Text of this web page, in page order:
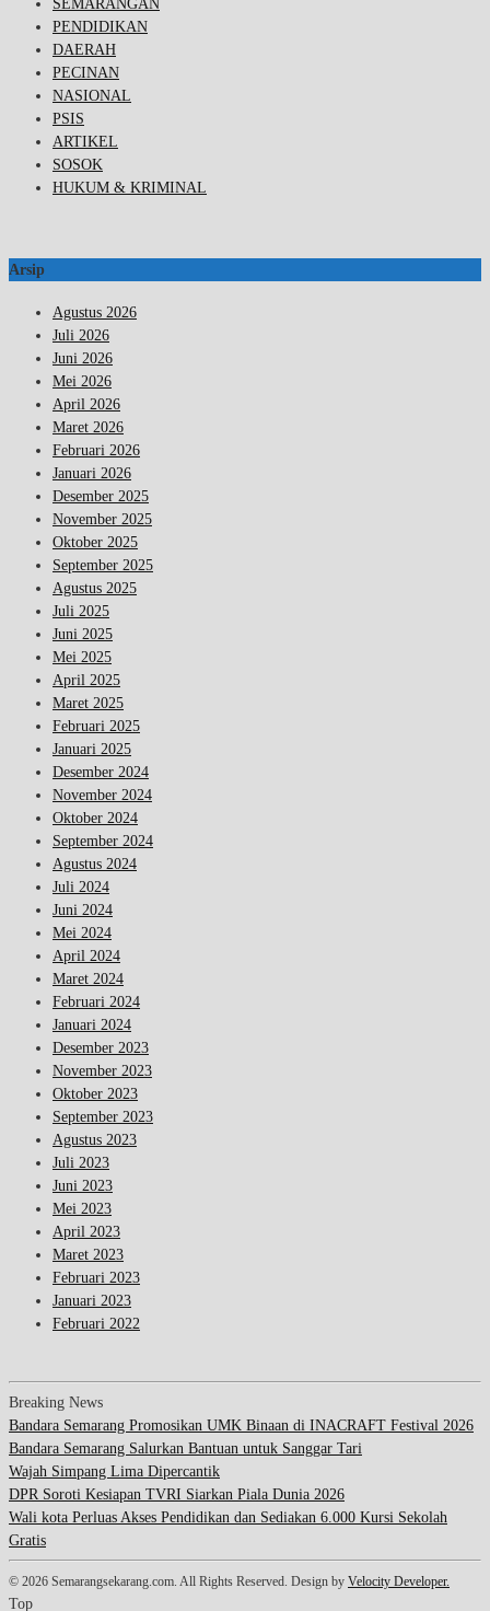
SEMARANGAN
PENDIDIKAN
DAERAH
PECINAN
NASIONAL
PSIS
ARTIKEL
SOSOK
HUKUM & KRIMINAL
Arsip
Agustus 2026
Juli 2026
Juni 2026
Mei 2026
April 2026
Maret 2026
Februari 2026
Januari 2026
Desember 2025
November 2025
Oktober 2025
September 2025
Agustus 2025
Juli 2025
Juni 2025
Mei 2025
April 2025
Maret 2025
Februari 2025
Januari 2025
Desember 2024
November 2024
Oktober 2024
September 2024
Agustus 2024
Juli 2024
Juni 2024
Mei 2024
April 2024
Maret 2024
Februari 2024
Januari 2024
Desember 2023
November 2023
Oktober 2023
September 2023
Agustus 2023
Juli 2023
Juni 2023
Mei 2023
April 2023
Maret 2023
Februari 2023
Januari 2023
Februari 2022
Breaking News
Bandara Semarang Promosikan UMK Binaan di INACRAFT Festival 2026
Bandara Semarang Salurkan Bantuan untuk Sanggar Tari
Wajah Simpang Lima Dipercantik
DPR Soroti Kesiapan TVRI Siarkan Piala Dunia 2026
Wali kota Perluas Akses Pendidikan dan Sediakan 6.000 Kursi Sekolah
Gratis
© 2026 Semarangsekarang.com. All Rights Reserved. Design by Velocity Developer.
Top